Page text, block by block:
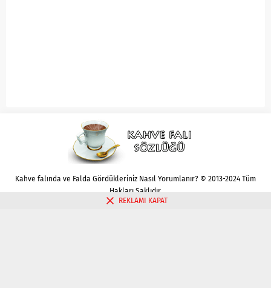
Kahve falında ve Falda Gördükleriniz Nasıl Yorumlanır? © 2013-2024 Tüm
Hakları Saklıdır.
REKLAMI KAPAT